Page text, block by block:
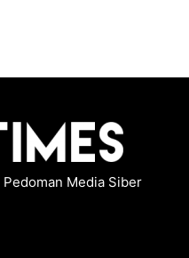
Pedoman Media Siber